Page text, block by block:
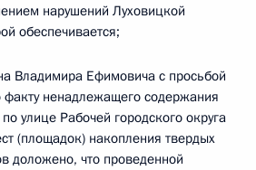
нарушений Луховицкой
обеспечивается;
Владимира Ефимовича с просьбой
факту ненадлежащего содержания
улице Рабочей городского округа
(площадок) накопления твердых
доложено, что проведенной